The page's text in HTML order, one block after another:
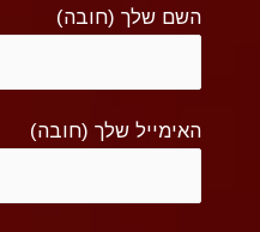
השם שלך (חובה)
האימייל שלך (חובה)